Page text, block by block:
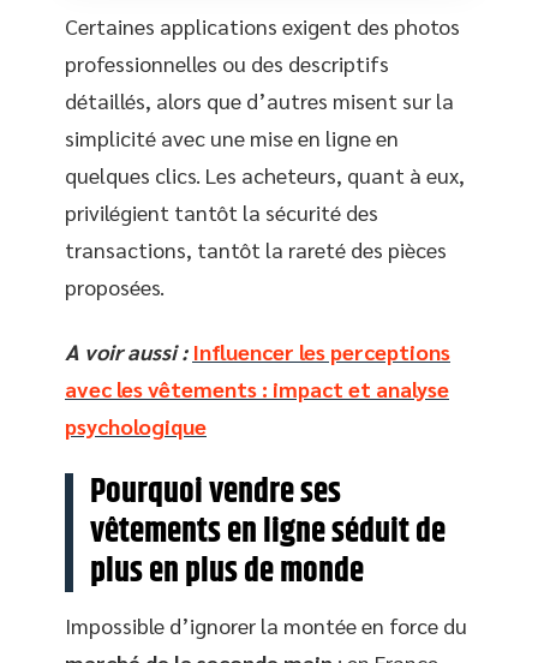
Certaines applications exigent des photos
professionnelles ou des descriptifs
détaillés, alors que d’autres misent sur la
simplicité avec une mise en ligne en
quelques clics. Les acheteurs, quant à eux,
privilégient tantôt la sécurité des
transactions, tantôt la rareté des pièces
proposées.
A voir aussi : Influencer les perceptions
avec les vêtements : impact et analyse
psychologique
Pourquoi vendre ses
vêtements en ligne séduit de
plus en plus de monde
Impossible d’ignorer la montée en force du